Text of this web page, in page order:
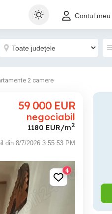
Contul meu
2 camere
59 000 EUR
negociabil
1180 EUR/m2
din 8/7/2026 3:55:53 PM
4